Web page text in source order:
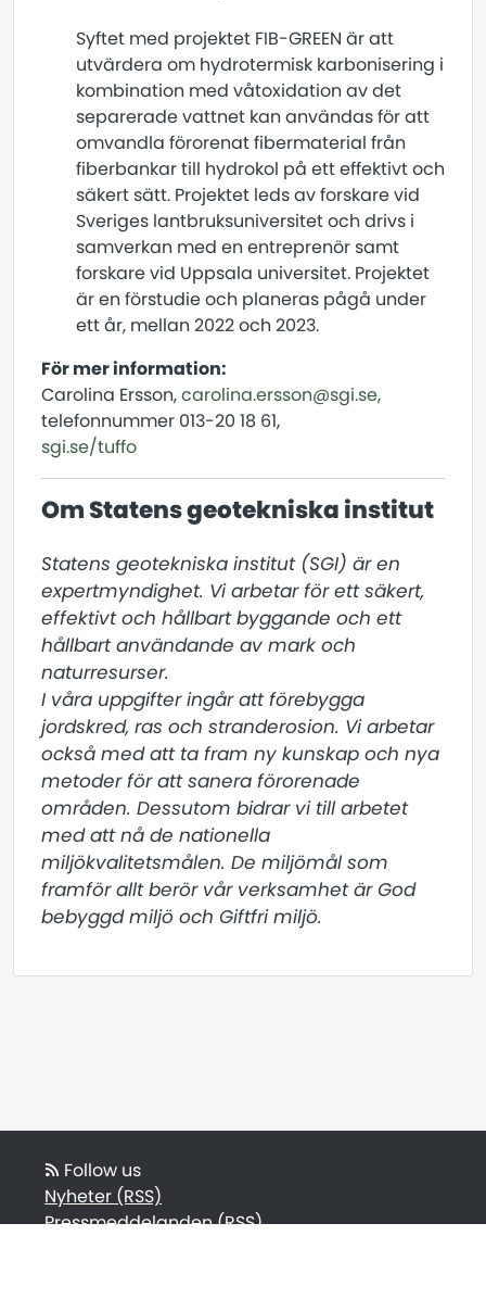
Syftet med projektet FIB-GREEN är att
utvärdera om hydrotermisk karbonisering i
kombination med våtoxidation av det
separerade vattnet kan användas för att
omvandla förorenat fibermaterial från
fiberbankar till hydrokol på ett effektivt och
säkert sätt. Projektet leds av forskare vid
Sveriges lantbruksuniversitet och drivs i
samverkan med en entreprenör samt
forskare vid Uppsala universitet. Projektet
är en förstudie och planeras pågå under
ett år, mellan 2022 och 2023.
För mer information:
Carolina Ersson,carolina.ersson@sgi.se,
telefonnummer 013-20 18 61,
sgi.se/tuffo
Om Statens geotekniska institut
Statens geotekniska institut (SGI) är en
expertmyndighet. Vi arbetar för ett säkert,
effektivt och hållbart byggande och ett
hållbart användande av mark och
naturresurser.
I våra uppgifter ingår att förebygga
jordskred, ras och stranderosion. Vi arbetar
också med att ta fram ny kunskap och nya
metoder för att sanera förorenade
områden. Dessutom bidrar vi till arbetet
med att nå de nationella
miljökvalitetsmålen. De miljömål som
framför allt berör vår verksamhet är God
bebyggd miljö och Giftfri miljö.
Follow us
Nyheter (RSS)
Pressmeddelanden (RSS)